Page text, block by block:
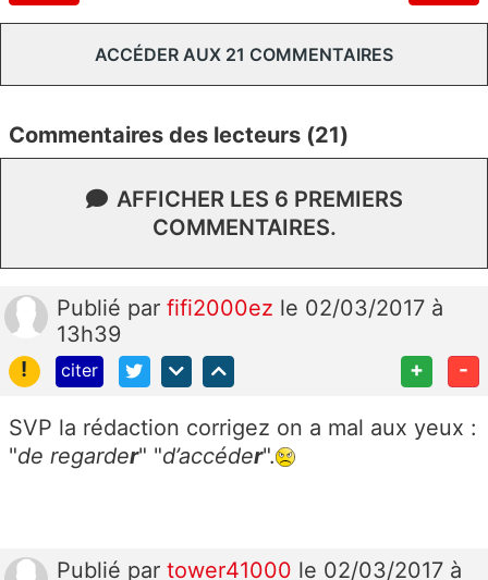
ACCÉDER AUX 21 COMMENTAIRES
Commentaires des lecteurs (21)
AFFICHER LES 6 PREMIERS
COMMENTAIRES.
Publié par fifi2000ez le 02/03/2017 à
13h39
!
citer + -
SVP la rédaction corrigez on a mal aux yeux :
"de regarder" "d’accéder".
Publié par tower41000 le 02/03/2017 à